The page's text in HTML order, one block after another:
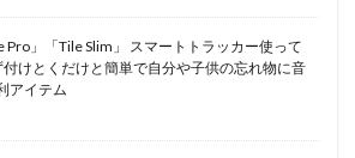
Pro」「Tile Slim」 スマートトラッカー使って
けとくだけと簡単で自分や子供の忘れ物に音
アイテム